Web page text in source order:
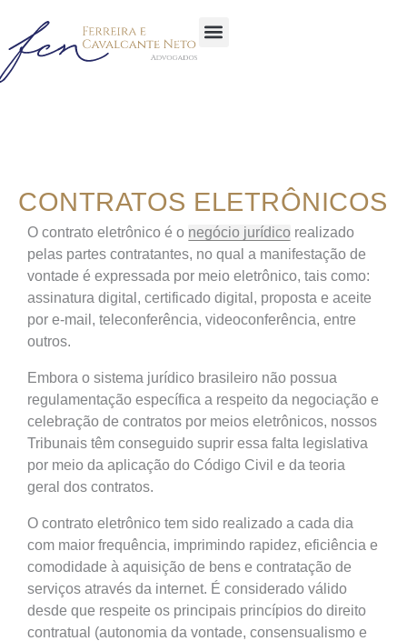
CONTRATOS ELETRÔNICOS
O contrato eletrônico é o negócio jurídico realizado
pelas partes contratantes, no qual a manifestação de
vontade é expressada por meio eletrônico, tais como:
assinatura digital, certificado digital, proposta e aceite
por e-mail, teleconferência, videoconferência, entre
outros.
Embora o sistema jurídico brasileiro não possua
regulamentação específica a respeito da negociação e
celebração de contratos por meios eletrônicos, nossos
Tribunais têm conseguido suprir essa falta legislativa
por meio da aplicação do Código Civil e da teoria
geral dos contratos.
O contrato eletrônico tem sido realizado a cada dia
com maior frequência, imprimindo rapidez, eficiência e
comodidade à aquisição de bens e contratação de
serviços através da internet. É considerado válido
desde que respeite os principais princípios do direito
contratual (autonomia da vontade, consensualismo e